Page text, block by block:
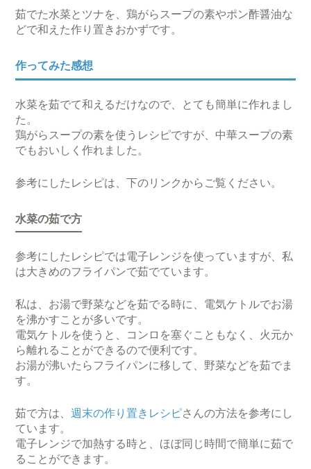
茹でた水菜とツナを、鶏がらスープの素やポン酢醤油な
どで和えた作り置きおかずです。
作ってみた感想
水菜を茹でて和えるだけなので、とても簡単に作れまし
た。
鶏がらスープの素を使うレシピですが、中華スープの素
でもおいしく作れました。
参考にしたレシピは、下のリンクからご覧ください。
水菜の茹で方
参考にしたレシピでは電子レンジを使っていますが、私
は大きめのフライパンで茹でています。
私は、お湯で野菜などを茹でる時に、電気ケトルでお湯
を沸かすことが多いです。
電気ケトルを使うと、コンロを塞ぐこともなく、火元か
ら離れることができるので便利です。
お湯が沸いたらフライパンに移して、野菜などを茹でま
す。
茹で方は、週末の作り置きレシピさんの方法を参考にし
ています。
電子レンジで加熱する時と、ほぼ同じ時間で簡単に茹で
ることができます。